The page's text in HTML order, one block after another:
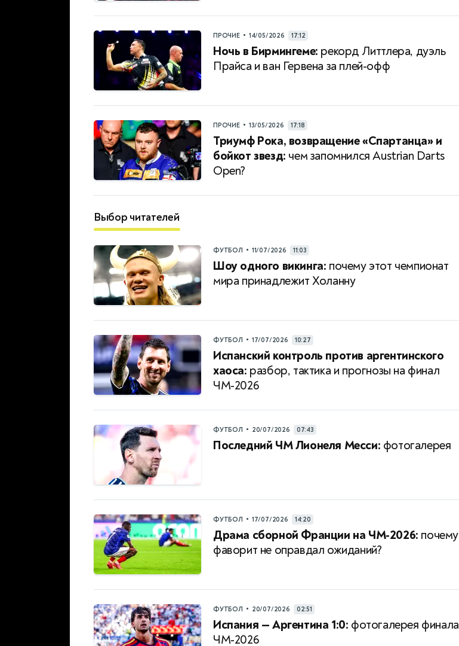
ПРОЧИЕ • 14/05/2026 17:12
Ночь в Бирмингеме: рекорд Литтлера, дуэль
Прайса и ван Гервена за плей-офф
ПРОЧИЕ • 13/05/2026 17:18
Триумф Рока, возвращение «Спартанца» и
бойкот звезд: чем запомнился Austrian Darts
Open?
Выбор читателей
ФУТБОЛ • 11/07/2026 11:03
Шоу одного викинга: почему этот чемпионат
мира принадлежит Холанну
ФУТБОЛ • 17/07/2026 10:27
Испанский контроль против аргентинского
хаоса: разбор, тактика и прогнозы на финал
ЧМ-2026
ФУТБОЛ • 20/07/2026 07:43
Последний ЧМ Лионеля Месси: фотогалерея
ФУТБОЛ • 17/07/2026 14:20
Драма сборной Франции на ЧМ‑2026: почему
фаворит не оправдал ожиданий?
ФУТБОЛ • 20/07/2026 02:51
Испания — Аргентина 1:0: фотогалерея финала
ЧМ-2026